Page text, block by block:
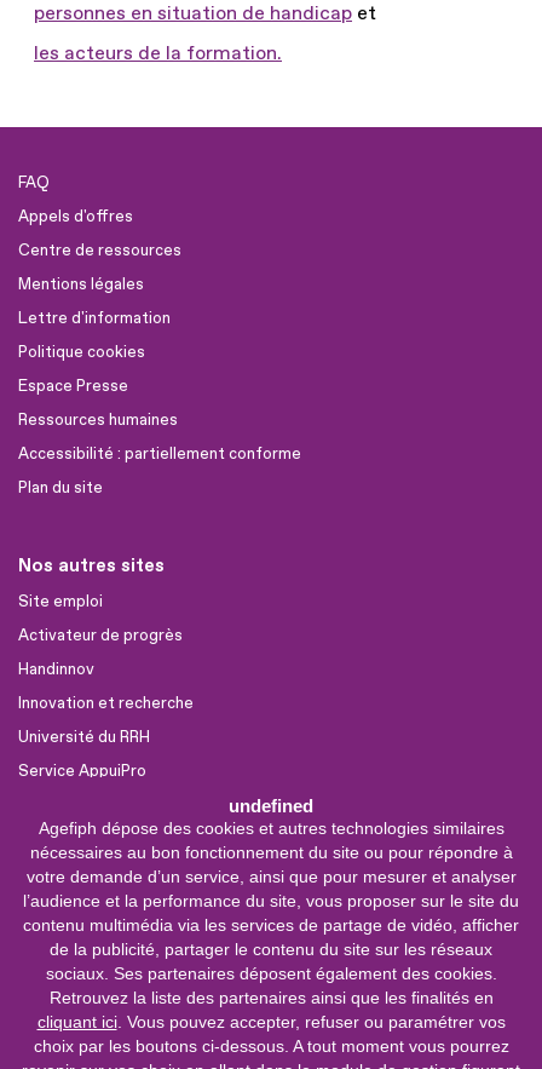
undefined
Agefiph dépose des cookies et autres technologies similaires
nécessaires au bon fonctionnement du site ou pour répondre à
votre demande d’un service, ainsi que pour mesurer et analyser
l’audience et la performance du site, vous proposer sur le site du
contenu multimédia via les services de partage de vidéo, afficher
de la publicité, partager le contenu du site sur les réseaux
sociaux. Ses partenaires déposent également des cookies.
Retrouvez la liste des partenaires ainsi que les finalités en
cliquant ici. Vous pouvez accepter, refuser ou paramétrer vos
choix par les boutons ci-dessous. A tout moment vous pourrez
personnes en situation de handicap et
les acteurs de la formation.
FAQ
Appels d'offres
Centre de ressources
Mentions légales
Lettre d'information
Politique cookies
Espace Presse
Ressources humaines
Accessibilité : partiellement conforme
Plan du site
Nos autres sites
Site emploi
Activateur de progrès
Handinnov
Innovation et recherche
Université du RRH
Service AppuiPro
Nous suivre
Youtube
Linkedin
Facebook
Service &